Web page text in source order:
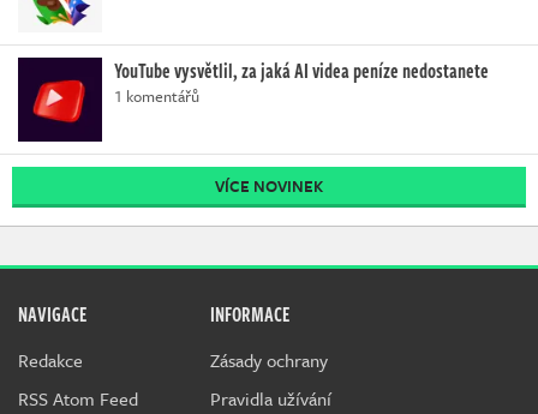
YouTube vysvětlil, za jaká AI videa peníze nedostanete
1 komentářů
VÍCE NOVINEK
NAVIGACE
Redakce
RSS Atom Feed
INFORMACE
Zásady ochrany
Pravidla užívání